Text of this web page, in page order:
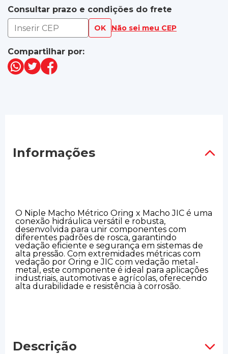
Consultar prazo e condições do frete
OK Não sei meu CEP
Compartilhar por:
Informações
O Niple Macho Métrico Oring x Macho JIC é uma
conexão hidráulica versátil e robusta,
desenvolvida para unir componentes com
diferentes padrões de rosca, garantindo
vedação eficiente e segurança em sistemas de
alta pressão. Com extremidades métricas com
vedação por Oring e JIC com vedação metal-
metal, este componente é ideal para aplicações
industriais, automotivas e agrícolas, oferecendo
alta durabilidade e resistência à corrosão.
Descrição